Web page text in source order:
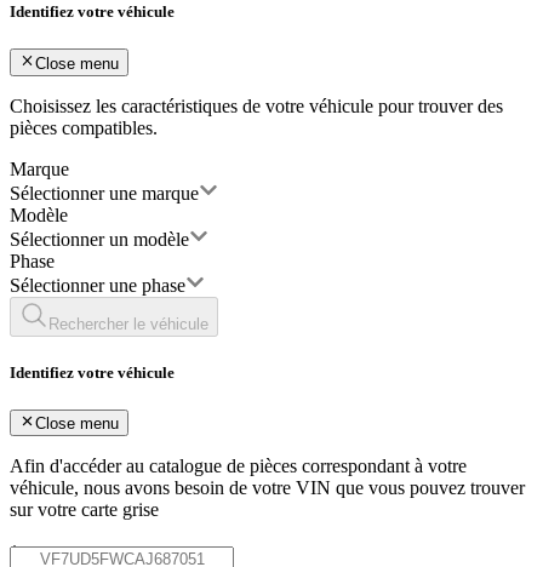
Identifiez votre véhicule
Close menu
Choisissez les caractéristiques de votre véhicule pour trouver des
pièces compatibles.
Marque
Sélectionner une marque
Modèle
Sélectionner un modèle
Phase
Sélectionner une phase
Rechercher le véhicule
Identifiez votre véhicule
Close menu
Afin d'accéder au catalogue de pièces correspondant à votre
véhicule, nous avons besoin de votre VIN que vous pouvez trouver
sur votre carte grise
*